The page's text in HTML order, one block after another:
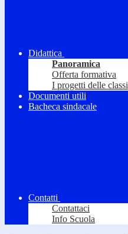
Didattica
Panoramica
Offerta formativa
I progetti delle classi
Documenti utili
Bacheca sindacale
Contatti
Contattaci
Info Scuola